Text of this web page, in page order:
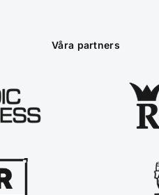
Våra partners